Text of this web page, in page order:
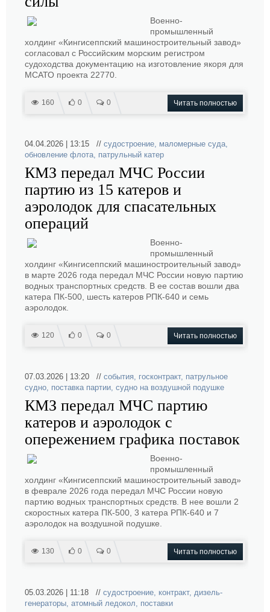
Военно-
промышленный
холдинг «Кингисеппский машиностроительный завод»
согласовал с Российским морским регистром
судоходства документацию на изготовление якоря для
МСАТО проекта 22770.
160 0 0 Читать полностью
04.04.2026 | 13:15 // судостроение, маломерные суда,
обновление флота, патрульный катер
КМЗ передал МЧС России
партию из 15 катеров и
аэролодок для спасательных
операций
Военно-
промышленный
холдинг «Кингисеппский машиностроительный завод»
в марте 2026 года передал МЧС России новую партию
водных транспортных средств. В ее состав вошли два
катера ПК-500, шесть катеров РПК-640 и семь
аэролодок.
120 0 0 Читать полностью
07.03.2026 | 13:20 // события, госконтракт, патрульное
судно, поставка партии, судно на воздушной подушке
КМЗ передал МЧС партию
катеров и аэролодок с
опережением графика поставок
Военно-
промышленный
холдинг «Кингисеппский машиностроительный завод»
в феврале 2026 года передал МЧС России новую
партию водных транспортных средств. В нее вошли 2
скоростных катера ПК-500, 3 катера РПК-640 и 7
аэролодок на воздушной подушке.
130 0 0 Читать полностью
05.03.2026 | 11:18 // судостроение, контракт, дизель-
генераторы, атомный ледокол, поставки